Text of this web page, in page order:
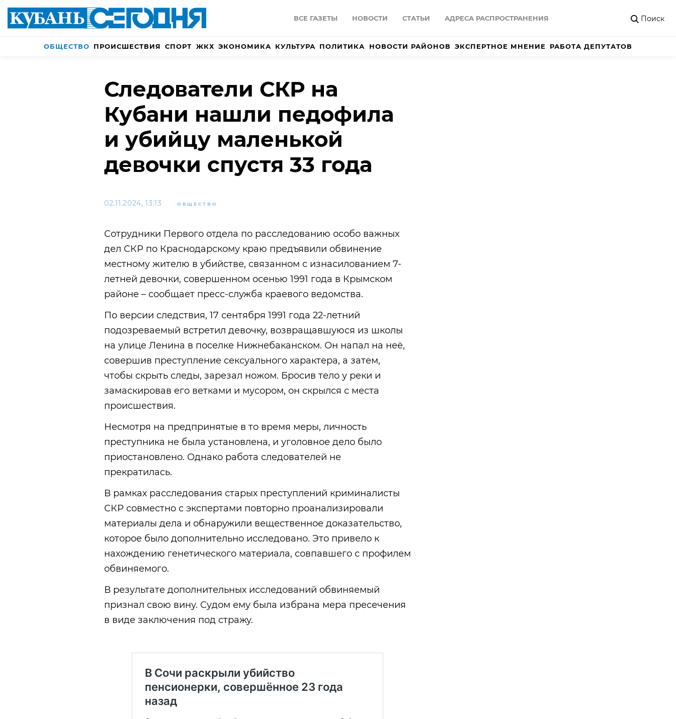
ВСЕ ГАЗЕТЫ НОВОСТИ СТАТЬИ АДРЕСА РАСПРОСТРАНЕНИЯ Поиск
ОБЩЕСТВО ПРОИСШЕСТВИЯ СПОРТ ЖКХ ЭКОНОМИКА КУЛЬТУРА ПОЛИТИКА НОВОСТИ РАЙОНОВ ЭКСПЕРТНОЕ МНЕНИЕ РАБОТА ДЕПУТАТОВ
Следователи СКР на
Кубани нашли педофила
и убийцу маленькой
девочки спустя 33 года
02.11.2024, 13:13 ОБЩЕСТВО
Сотрудники Первого отдела по расследованию особо важных
дел СКР по Краснодарскому краю предъявили обвинение
местному жителю в убийстве, связанном с изнасилованием 7-
летней девочки, совершенном осенью 1991 года в Крымском
районе – сообщает пресс-служба краевого ведомства.
По версии следствия, 17 сентября 1991 года 22-летний
подозреваемый встретил девочку, возвращавшуюся из школы
на улице Ленина в поселке Нижнебаканском. Он напал на неё,
совершив преступление сексуального характера, а затем,
чтобы скрыть следы, зарезал ножом. Бросив тело у реки и
замаскировав его ветками и мусором, он скрылся с места
происшествия.
Несмотря на предпринятые в то время меры, личность
преступника не была установлена, и уголовное дело было
приостановлено. Однако работа следователей не
прекратилась.
В рамках расследования старых преступлений криминалисты
СКР совместно с экспертами повторно проанализировали
материалы дела и обнаружили вещественное доказательство,
которое было дополнительно исследовано. Это привело к
нахождению генетического материала, совпавшего с профилем
обвиняемого.
В результате дополнительных исследований обвиняемый
признал свою вину. Судом ему была избрана мера пресечения
в виде заключения под стражу.